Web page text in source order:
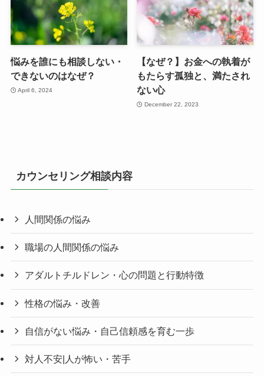
悩みを誰にも相談しない・
できないのはなぜ？
April 6, 2024
【なぜ？】お金への執着が
もたらす孤独と、満たされ
ない心
December 22, 2023
カウンセリング相談内容
人間関係の悩み
職場の人間関係の悩み
アダルトチルドレン・心の問題と行動特徴
性格の悩み・改善
自信がない悩み・自己信頼感を育む一歩
対人不安|人が怖い・苦手